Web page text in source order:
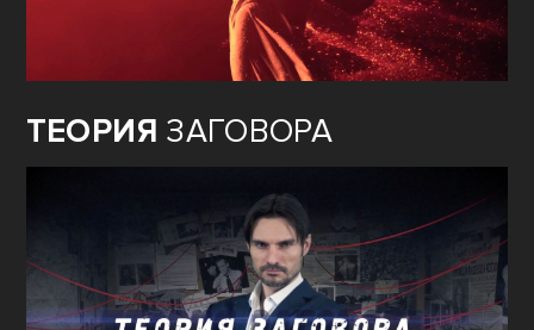
ТЕОРИЯ ЗАГОВОРА